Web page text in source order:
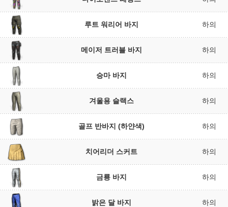
루트 워리어 바지 하의
메이저 트러블 바지 하의
승마 바지 하의
겨울용 슬랙스 하의
골프 반바지 (하얀색) 하의
치어리더 스커트 하의
금룡 바지 하의
밝은 달 바지 하의